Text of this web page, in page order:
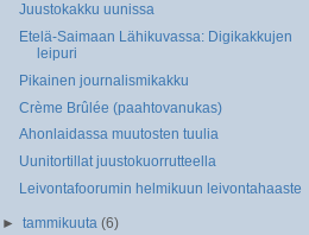
Juustokakku uunissa
Etelä-Saimaan Lähikuvassa: Digikakkujen
leipuri
Pikainen journalismikakku
Crème Brûlée (paahtovanukas)
Ahonlaidassa muutosten tuulia
Uunitortillat juustokuorrutteella
Leivontafoorumin helmikuun leivontahaaste
►tammikuuta(6)